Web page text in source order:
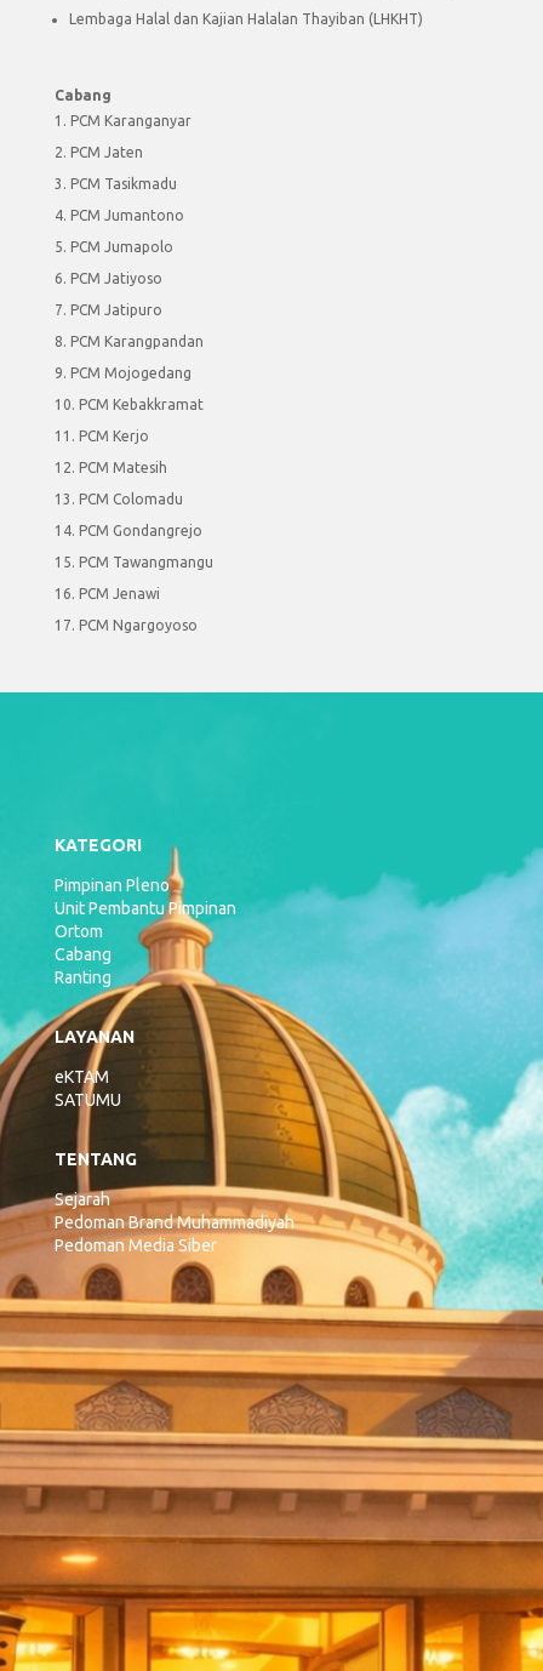
Lembaga Halal dan Kajian Halalan Thayiban (LHKHT)
Cabang
PCM Karanganyar
PCM Jaten
PCM Tasikmadu
PCM Jumantono
PCM Jumapolo
PCM Jatiyoso
PCM Jatipuro
PCM Karangpandan
PCM Mojogedang
PCM Kebakkramat
PCM Kerjo
PCM Matesih
PCM Colomadu
PCM Gondangrejo
PCM Tawangmangu
PCM Jenawi
PCM Ngargoyoso
KATEGORI
Pimpinan Pleno
Unit Pembantu Pimpinan
Ortom
Cabang
Ranting
LAYANAN
eKTAM
SATUMU
TENTANG
Sejarah
Pedoman Brand Muhammadiyah
Pedoman Media Siber